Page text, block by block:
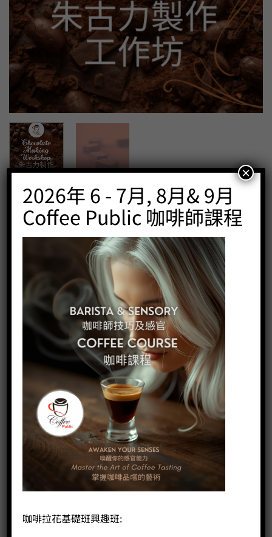
/ 咖啡課程 / 興趣班
Coffee Public 手造朱古力製作工作坊- Class
A – 生朱古力（Nama Chocolate）
280.00
Coffee Public 手造朱古力製作工作坊- Class A - 生朱古力（Nama
加入購物車
咖啡課程 ,手造朱古力工作坊
,手工朱古力,朱古力工作坊
商品說明
手造朱古力製作工作坊- 生朱古力（Nama
– 跟 Arron Liu 做出你的專屬朱古力
2026年 6 - 7月, 8月& 9月
Coffee Public 咖啡師課程
咖啡拉花基礎班興趣班:
×